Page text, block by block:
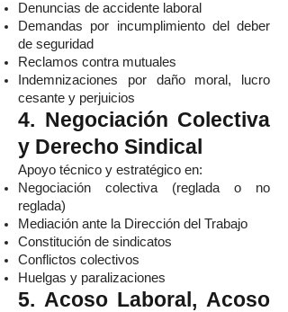
Denuncias de accidente laboral
Demandas por incumplimiento del deber
de seguridad
Reclamos contra mutuales
Indemnizaciones por daño moral, lucro
cesante y perjuicios
4. Negociación Colectiva
y Derecho Sindical
Apoyo técnico y estratégico en:
Negociación colectiva (reglada o no
reglada)
Mediación ante la Dirección del Trabajo
Constitución de sindicatos
Conflictos colectivos
Huelgas y paralizaciones
5. Acoso Laboral, Acoso